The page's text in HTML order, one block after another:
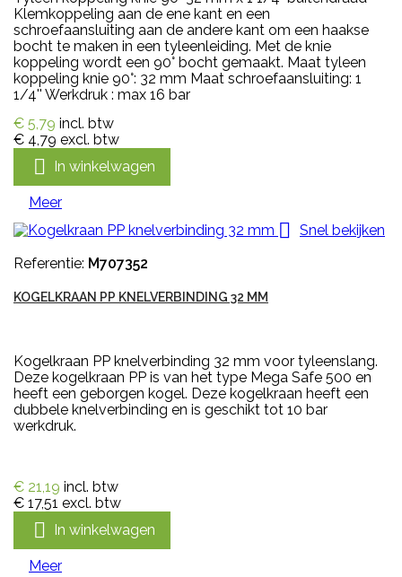
Klemkoppeling aan de ene kant en een
schroefaansluiting aan de andere kant om een haakse
bocht te maken in een tyleenleiding. Met de knie
koppeling wordt een 90° bocht gemaakt. Maat tyleen
koppeling knie 90°: 32 mm Maat schroefaansluiting: 1
1/4'' Werkdruk : max 16 bar
€ 5,79 incl. btw
€ 4,79 excl. btw
 In winkelwagen
Meer

Snel bekijken
Referentie: M707352
KOGELKRAAN PP KNELVERBINDING 32 MM
Kogelkraan PP knelverbinding 32 mm voor tyleenslang.
Deze kogelkraan PP is van het type Mega Safe 500 en
heeft een geborgen kogel. Deze kogelkraan heeft een
dubbele knelverbinding en is geschikt tot 10 bar
werkdruk.
€ 21,19 incl. btw
€ 17,51 excl. btw
 In winkelwagen
Meer